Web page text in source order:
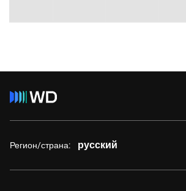
Регион/страна: русский